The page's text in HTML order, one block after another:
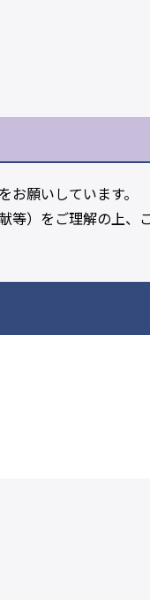
願いしています。
等）をご理解の上、